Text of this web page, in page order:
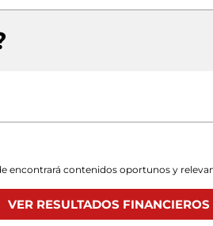
encontrará contenidos oportunos y
VER RESULTADOS FINANCIEROS